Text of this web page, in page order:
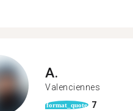
A.
Valenciennes
format_quote 7